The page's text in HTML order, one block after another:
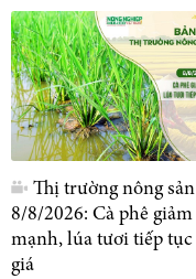
Thị trường nông sản
8/8/2026: Cà phê giảm
mạnh, lúa tươi tiếp tục
giá